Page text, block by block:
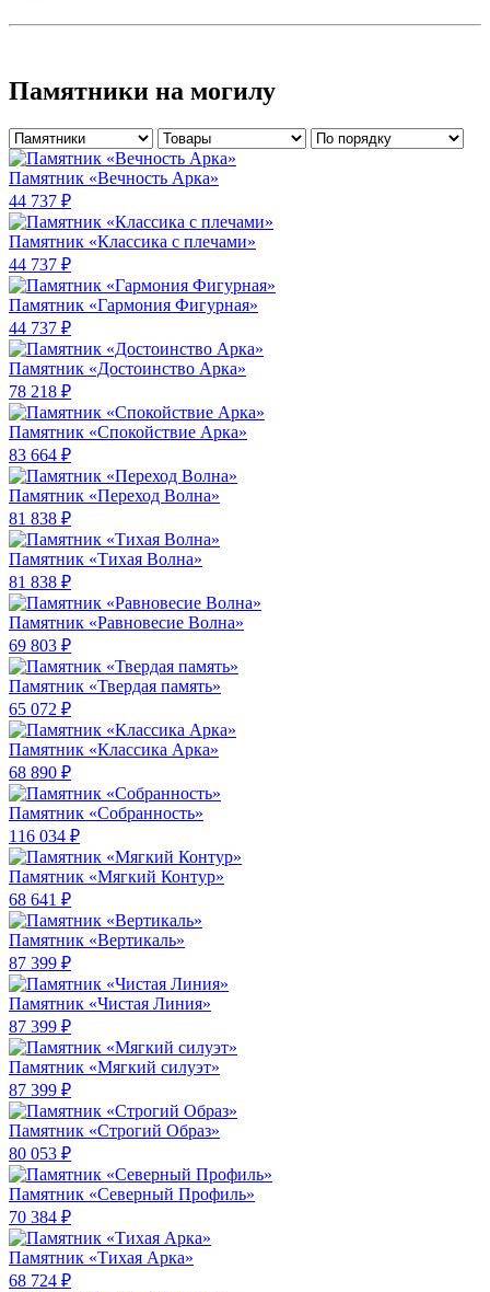
Памятники на могилу
Памятник «Вечность Арка»
44 737 ₽
Памятник «Классика c плечами»
44 737 ₽
Памятник «Гармония Фигурная»
44 737 ₽
Памятник «Достоинство Арка»
78 218 ₽
Памятник «Спокойствие Арка»
83 664 ₽
Памятник «Переход Волна»
81 838 ₽
Памятник «Тихая Волна»
81 838 ₽
Памятник «Равновесие Волна»
69 803 ₽
Памятник «Твердая память»
65 072 ₽
Памятник «Классика Арка»
68 890 ₽
Памятник «Собранность»
116 034 ₽
Памятник «Мягкий Контур»
68 641 ₽
Памятник «Вертикаль»
87 399 ₽
Памятник «Чистая Линия»
87 399 ₽
Памятник «Мягкий силуэт»
87 399 ₽
Памятник «Строгий Образ»
80 053 ₽
Памятник «Северный Профиль»
70 384 ₽
Памятник «Тихая Арка»
68 724 ₽